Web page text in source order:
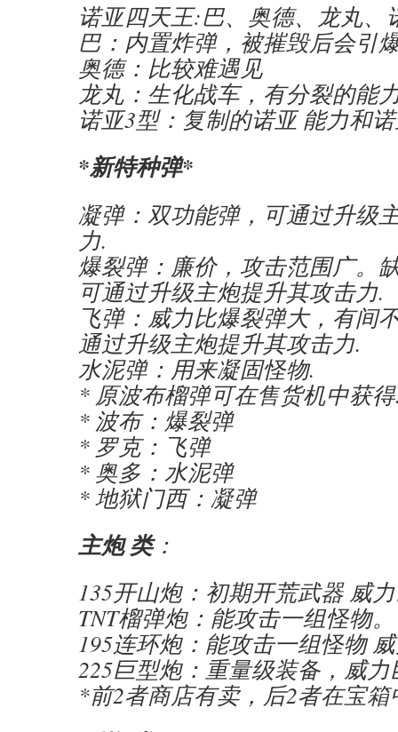
诺亚四天王:巴、奥德、龙丸、
巴：内置炸弹，被摧毁后会引
奥德：比较难遇见
龙丸：生化战车，有分裂的能
诺亚3型：复制的诺亚 能力和
*新特种弹*
凝弹：双功能弹，可通过升级
力.
爆裂弹：廉价，攻击范围广。
可通过升级主炮提升其攻击力.
飞弹：威力比爆裂弹大，有间
通过升级主炮提升其攻击力.
水泥弹：用来凝固怪物.
* 原波布榴弹可在售货机中获
* 波布：爆裂弹
* 罗克：飞弹
* 奥多：水泥弹
* 地狱门西：凝弹
主炮 类：
135开山炮：初期开荒武器 威
TNT榴弹炮：能攻击一组怪物。
195连环炮：能攻击一组怪物
225巨型炮：重量级装备，威力
*前2者商店有卖，后2者在宝